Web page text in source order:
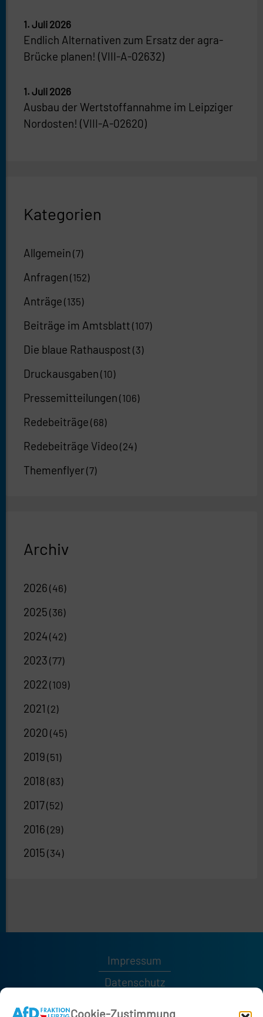
Cookie-Zustimmung
Endlich Alternativen zum Ersatz der agra-
Brücke planen! (VIII-A-02632)
1. Juli 2026
Ausbau der Wertstoffannahme im Leipziger
Nordosten! (VIII-A-02620)
1. Juli 2026
Kategorien
Allgemein (7)
Anfragen (152)
Anträge (135)
Beiträge im Amtsblatt (107)
Die blaue Rathauspost (3)
Druckausgaben (10)
Pressemitteilungen (106)
Redebeiträge (68)
Redebeiträge Video (24)
Themenflyer(7)
Archiv
2026 (46)
2025 (36)
2024 (42)
2023 (77)
2022 (109)
2021 (2)
2020 (45)
2019 (51)
2018 (83)
2017(52)
2016 (29)
2015 (34)
Impressum
Datenschutz